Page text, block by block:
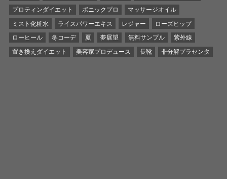
プロティンダイエット
ボニックプロ
マッサージオイル
ミスト化粧水
ライスパワーエキス レジャー
ローズヒップ
ローヒール
冬コーデ 夏 夢展望 無料サンプル
紫外線
置き換えダイエット
美容家プロデュース 長靴 非分解プラセンタ